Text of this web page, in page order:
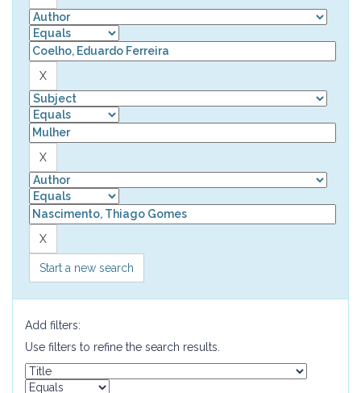
Start a new search
Add filters:
Use filters to refine the search results.